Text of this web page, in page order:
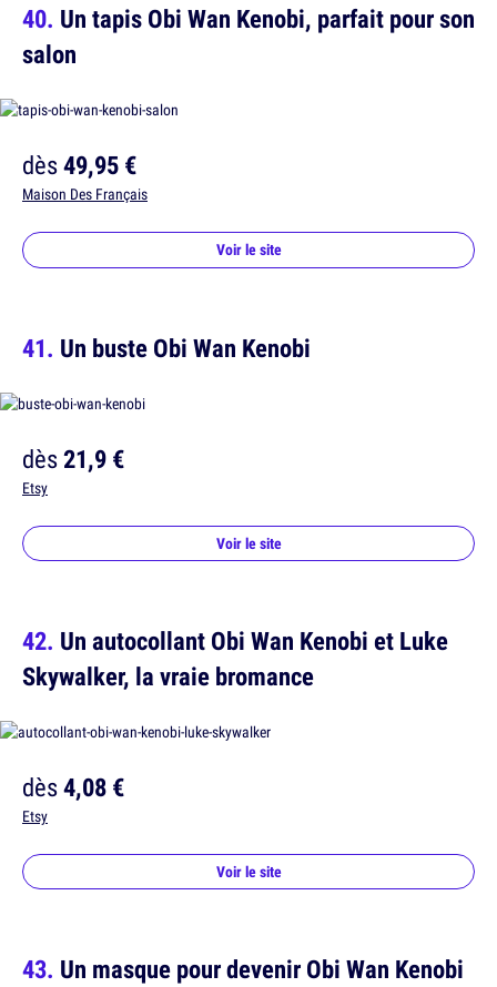
Un tapis Obi Wan Kenobi, parfait pour son
salon
dès49,95 €
Maison Des Français
Voir le site
Un buste Obi Wan Kenobi
dès21,9 €
Etsy
Voir le site
Un autocollant Obi Wan Kenobi et Luke
Skywalker, la vraie bromance
dès4,08 €
Etsy
Voir le site
Un masque pour devenir Obi Wan Kenobi